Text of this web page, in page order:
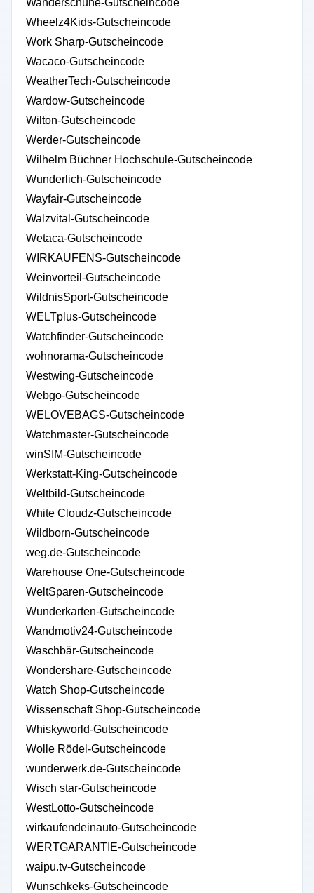
Wanderschuhe-Gutscheincode
Wheelz4Kids-Gutscheincode
Work Sharp-Gutscheincode
Wacaco-Gutscheincode
WeatherTech-Gutscheincode
Wardow-Gutscheincode
Wilton-Gutscheincode
Werder-Gutscheincode
Wilhelm Büchner Hochschule-Gutscheincode
Wunderlich-Gutscheincode
Wayfair-Gutscheincode
Walzvital-Gutscheincode
Wetaca-Gutscheincode
WIRKAUFENS-Gutscheincode
Weinvorteil-Gutscheincode
WildnisSport-Gutscheincode
WELTplus-Gutscheincode
Watchfinder-Gutscheincode
wohnorama-Gutscheincode
Westwing-Gutscheincode
Webgo-Gutscheincode
WELOVEBAGS-Gutscheincode
Watchmaster-Gutscheincode
winSIM-Gutscheincode
Werkstatt-King-Gutscheincode
Weltbild-Gutscheincode
White Cloudz-Gutscheincode
Wildborn-Gutscheincode
weg.de-Gutscheincode
Warehouse One-Gutscheincode
WeltSparen-Gutscheincode
Wunderkarten-Gutscheincode
Wandmotiv24-Gutscheincode
Waschbär-Gutscheincode
Wondershare-Gutscheincode
Watch Shop-Gutscheincode
Wissenschaft Shop-Gutscheincode
Whiskyworld-Gutscheincode
Wolle Rödel-Gutscheincode
wunderwerk.de-Gutscheincode
Wisch star-Gutscheincode
WestLotto-Gutscheincode
wirkaufendeinauto-Gutscheincode
WERTGARANTIE-Gutscheincode
waipu.tv-Gutscheincode
Wunschkeks-Gutscheincode